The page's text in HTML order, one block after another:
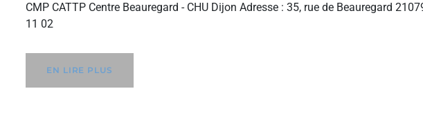
CMP CATTP Centre Beauregard - CHU Dijon Adresse : 35, rue de Beauregard
11 02
EN LIRE PLUS